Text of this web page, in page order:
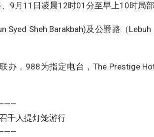
9月11日凌晨12时01分至早上10时局部
Sheh Barakbah)及公爵路（Lebuh
办，988为指定电台，The Prestige
千人提灯笼游行